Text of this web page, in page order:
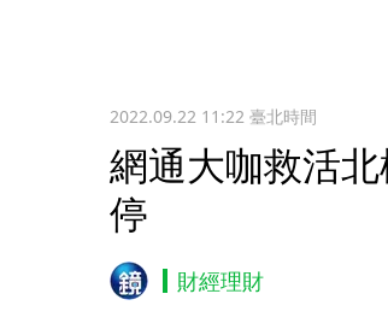
2022.09.22 11:22臺北時間
網通大咖救活
停
財經理財